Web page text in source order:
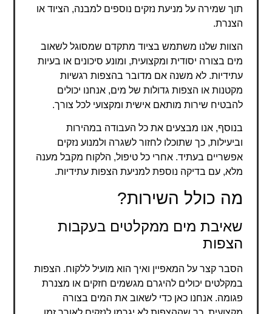
תוך שמירה על מניעת נזקים נוספים למבנה, הציוד או
הצנרת.
הצוות שלנו משתמש בציוד מתקדם שמסוגל לשאוב
מים בצורה יסודית ומקצועית, ומונע סיכונים או בעיות
עתידיות. לא משנה אם מדובר בהצפות רגשיות
מקטנות או הצפות גדולות של מים, אנחנו יכולים
להבטיח שירות מותאם אישית ומקצועי לכל צורך.
בנוסף, אנו מבצעים את כל העבודה במהירות
וביעילות, כך שתוכלו לחזור לשגרה ולמנוע נזקים
אפשריים בעתיד. אחרי כל טיפול, הלקוח מקבל מענה
מלא, עם בדיקה נוספת למניעת הצפות עתידיות.
מה כולל השירות?
שאיבת מים ממקלטים בעקבות
הצפות
הסבר קצר על המאפיין ואיך הוא מועיל ללקוח. הצפות
במקלטים יכולים להיגרם מגשמים חזקים או מצנרת
פגומה. אנחנו כאן כדי לשאוב את המים בצורה